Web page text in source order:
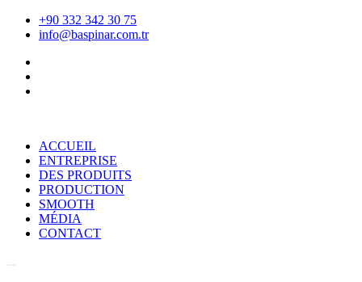
+90 332 342 30 75
info@baspinar.com.tr
ACCUEIL
ENTREPRISE
DES PRODUITS
PRODUCTION
SMOOTH
MÉDIA
CONTACT